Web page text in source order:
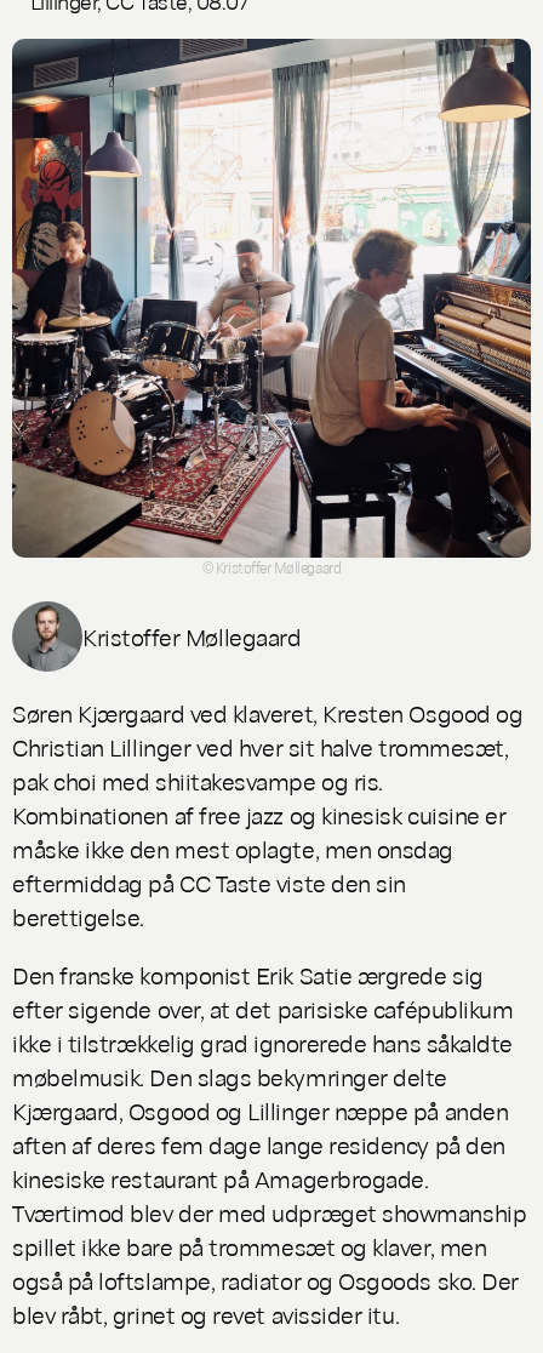
© Kristoffer Møllegaard
Kristoffer Møllegaard
Søren Kjærgaard ved klaveret, Kresten Osgood og
Christian Lillinger ved hver sit halve trommesæt,
pak choi med shiitakesvampe og ris.
Kombinationen af free jazz og kinesisk cuisine er
måske ikke den mest oplagte, men onsdag
eftermiddag på CC Taste viste den sin
berettigelse.
Den franske komponist Erik Satie ærgrede sig
efter sigende over, at det parisiske cafépublikum
ikke i tilstrækkelig grad ignorerede hans såkaldte
møbelmusik. Den slags bekymringer delte
Kjærgaard, Osgood og Lillinger næppe på anden
aften af deres fem dage lange residency på den
kinesiske restaurant på Amagerbrogade.
Tværtimod blev der med udpræget showmanship
spillet ikke bare på trommesæt og klaver, men
også på loftslampe, radiator og Osgoods sko. Der
blev råbt, grinet og revet avissider itu.